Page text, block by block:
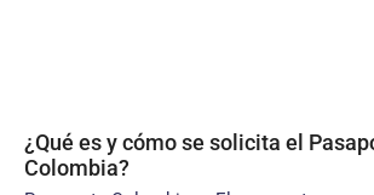
¿Qué es y cómo se solicita el
Colombia?